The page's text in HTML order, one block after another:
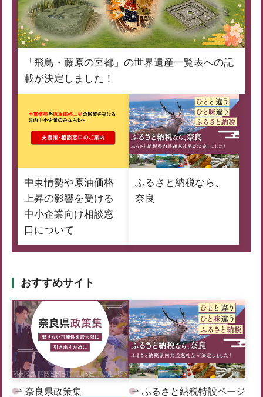
「飛鳥・藤原の宮都」の世界遺産一覧表への記
載が決定しました！
中東情勢や原油価格
上昇の影響を受ける
中小企業向け相談窓
口について
ふるさと納税なら、
奈良
おすすめサイト
奈良県政策集 ふるさと納税特設ページ